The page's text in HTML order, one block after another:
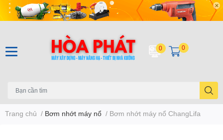
0 0
Trang chủ / Bơm nhớt máy nổ / Bơm nhớt máy nổ ChangLifa